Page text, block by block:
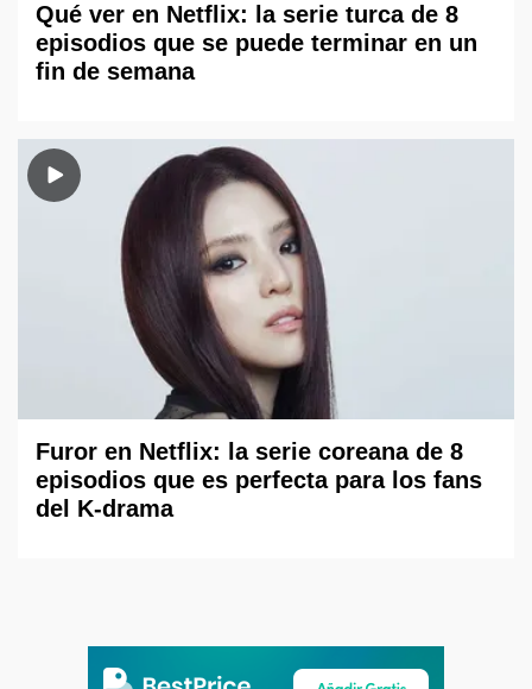
Qué ver en Netflix: la serie turca de 8
episodios que se puede terminar en un
fin de semana
Furor en Netflix: la serie coreana de 8
episodios que es perfecta para los fans
del K-drama